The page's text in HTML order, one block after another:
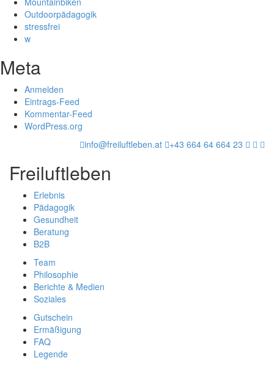
Outdoorpädagogik
stressfrei
w
Meta
Anmelden
Eintrags-Feed
Kommentar-Feed
WordPress.org
info@freiluftleben.at
+43 664 64 664 23
Freiluftleben
Erlebnis
Pädagogik
Gesundheit
Beratung
B2B
Team
Philosophie
Berichte & Medien
Soziales
Gutschein
Ermäßigung
FAQ
Legende